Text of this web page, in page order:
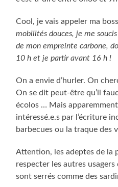
Cool, je vais appeler ma
mobilités douces, je me
de mon empreinte carbone,
10 h et je partir avant 16 h !
On a envie d’hurler. On
On se dit peut-être qu’il
écolos … Mais
intéressé.e.s par l’écriture
barbecues ou la traque des
Attention, les adeptes de la
respecter les autres
sont serrés comme des